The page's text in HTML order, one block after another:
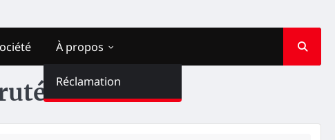
À propos
Réclamation